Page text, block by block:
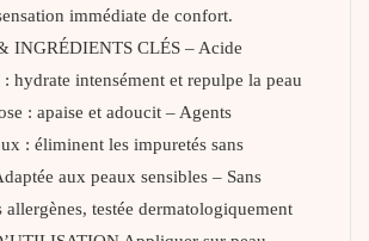
immédiate de confort.
INGRÉDIENTS CLÉS – Acide
hydrate intensément et repulpe la peau
: apaise et adoucit – Agents
: éliminent les impuretés sans
aux peaux sensibles – Sans
allergènes, testée dermatologiquement